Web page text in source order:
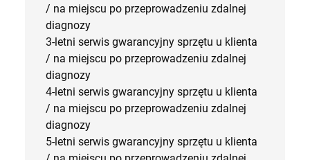
/ na miejscu po przeprowadzeniu zdalnej
diagnozy
3-letni serwis gwarancyjny sprzętu u klienta
/ na miejscu po przeprowadzeniu zdalnej
diagnozy
4-letni serwis gwarancyjny sprzętu u klienta
/ na miejscu po przeprowadzeniu zdalnej
diagnozy
5-letni serwis gwarancyjny sprzętu u klienta